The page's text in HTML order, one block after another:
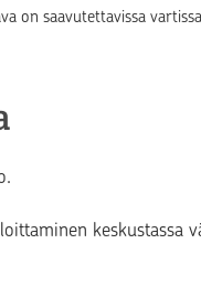
on saavutettavissa
keskustassa